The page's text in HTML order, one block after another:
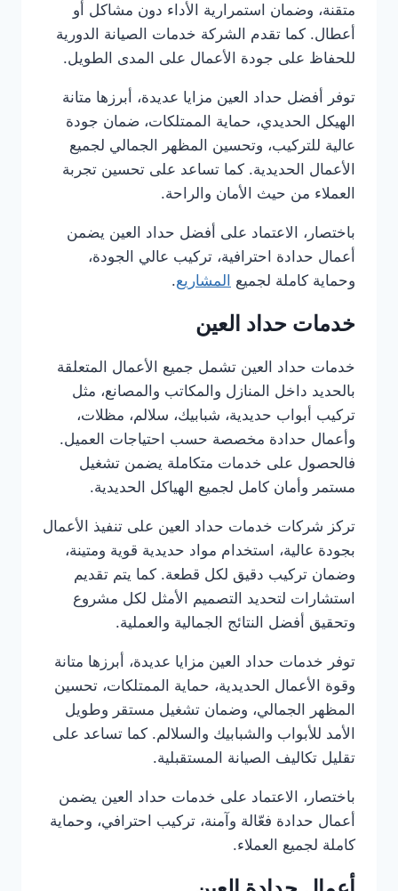
متقنة، وضمان استمرارية الأداء دون مشاكل أو
أعطال. كما تقدم الشركة خدمات الصيانة الدورية
للحفاظ على جودة الأعمال على المدى الطويل.
توفر أفضل حداد العين مزايا عديدة، أبرزها متانة
الهيكل الحديدي، حماية الممتلكات، ضمان جودة
عالية للتركيب، وتحسين المظهر الجمالي لجميع
الأعمال الحديدية. كما تساعد على تحسين تجربة
العملاء من حيث الأمان والراحة.
باختصار، الاعتماد على أفضل حداد العين يضمن
أعمال حدادة احترافية، تركيب عالي الجودة،
وحماية كاملة لجميع المشاريع.
خدمات حداد العين
خدمات حداد العين تشمل جميع الأعمال المتعلقة
بالحديد داخل المنازل والمكاتب والمصانع، مثل
تركيب أبواب حديدية، شبابيك، سلالم، مظلات،
وأعمال حدادة مخصصة حسب احتياجات العميل.
فالحصول على خدمات متكاملة يضمن تشغيل
مستمر وأمان كامل لجميع الهياكل الحديدية.
تركز شركات خدمات حداد العين على تنفيذ الأعمال
بجودة عالية، استخدام مواد حديدية قوية ومتينة،
وضمان تركيب دقيق لكل قطعة. كما يتم تقديم
استشارات لتحديد التصميم الأمثل لكل مشروع
وتحقيق أفضل النتائج الجمالية والعملية.
توفر خدمات حداد العين مزايا عديدة، أبرزها متانة
وقوة الأعمال الحديدية، حماية الممتلكات، تحسين
المظهر الجمالي، وضمان تشغيل مستقر وطويل
الأمد للأبواب والشبابيك والسلالم. كما تساعد على
تقليل تكاليف الصيانة المستقبلية.
باختصار، الاعتماد على خدمات حداد العين يضمن
أعمال حدادة فعّالة وآمنة، تركيب احترافي، وحماية
كاملة لجميع العملاء.